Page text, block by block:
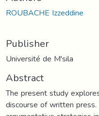
ROUBACHE Izzeddine
Publisher
Université de M'sila
Abstract
The present study
discourse of written